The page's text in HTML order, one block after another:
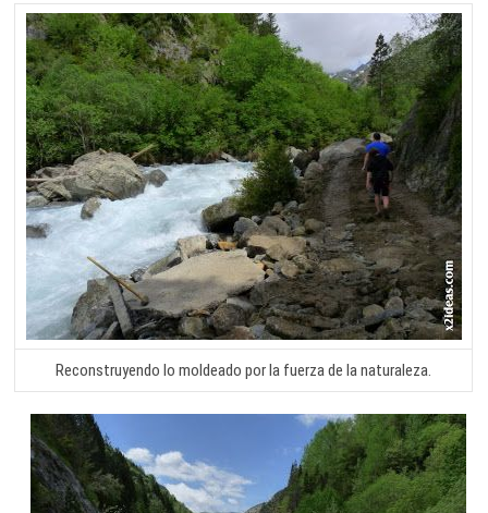
Reconstruyendo lo moldeado por la fuerza de la naturaleza.